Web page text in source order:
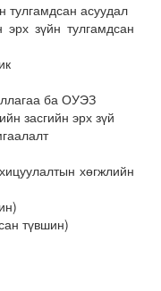
тулгамдсан асуудал
зүйн тулгамдсан
ба ОУЭЗ
засгийн эрх зүй
хөгжлийн
түвшин)